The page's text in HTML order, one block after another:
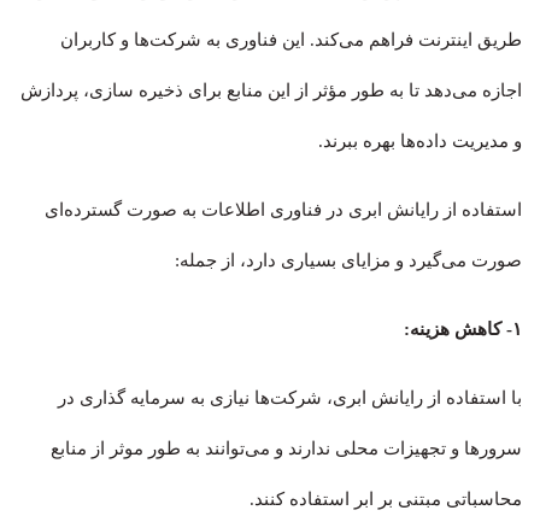
طریق اینترنت فراهم می‌کند. این فناوری به شرکت‌ها و کاربران
اجازه می‌دهد تا به طور مؤثر از این منابع برای ذخیره سازی، پردازش
و مدیریت داده‌ها بهره ببرند.
استفاده از رایانش ابری در فناوری اطلاعات به صورت گسترده‌ای
صورت می‌گیرد و مزایای بسیاری دارد، از جمله:
۱- کاهش هزینه:
با استفاده از رایانش ابری، شرکت‌ها نیازی به سرمایه گذاری در
سرورها و تجهیزات محلی ندارند و می‌توانند به طور موثر از منابع
محاسباتی مبتنی بر ابر استفاده کنند.